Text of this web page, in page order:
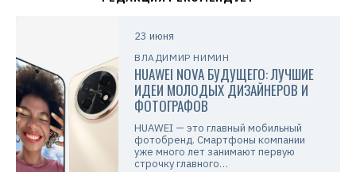
23 июня
ВЛАДИМИР НИМИН
HUAWEI NOVA БУДУЩЕГО: ЛУЧШИЕ
ИДЕИ МОЛОДЫХ ДИЗАЙНЕРОВ И
ФОТОГРАФОВ
HUAWEI — это главный мобильный
фотобренд. Смартфоны компании
уже много лет занимают первую
строчку главного…